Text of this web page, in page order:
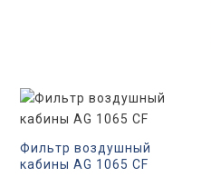
Фильтр воздушный
кабины AG 1065 CF